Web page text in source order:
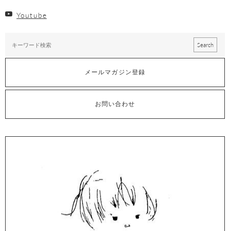
Youtube
メールマガジン登録
お問い合わせ